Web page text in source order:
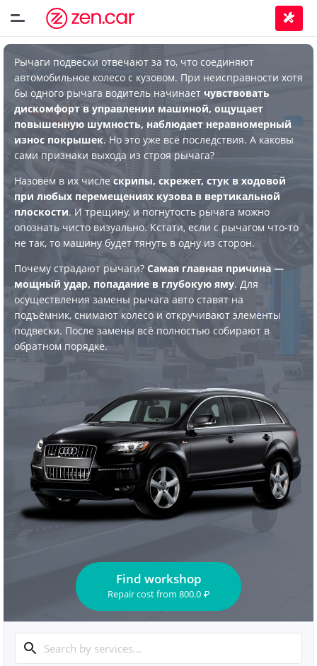
Рычаги подвески отвечают за то, что соединяют
автомобильное колесо с кузовом. При неисправности хотя
бы одного рычага водитель начинает чувствовать
дискомфорт в управлении машиной, ощущает
повышенную шумность, наблюдает неравномерный
износ покрышек. Но это уже всё последствия. А каковы
сами признаки выхода из строя рычага?
Назовём в их числе скрипы, скрежет, стук в ходовой
при любых перемещениях кузова в вертикальной
плоскости. И трещину, и погнутость рычага можно
опознать чисто визуально. Кстати, если с рычагом что-то
не так, то машину будет тянуть в одну из сторон.
Почему страдают рычаги? Самая главная причина —
мощный удар, попадание в глубокую яму. Для
осуществления замены рычага авто ставят на
подъёмник, снимают колесо и откручивают элементы
подвески. После замены всё полностью собирают в
обратном порядке.
Find workshop
Repair costfrom 800.0 ₽